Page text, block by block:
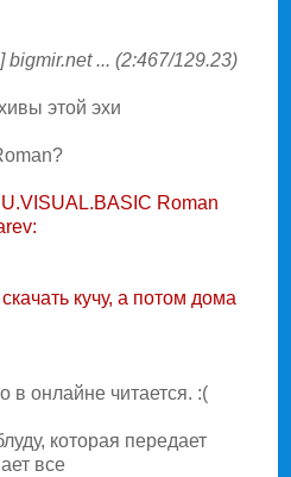
bigmir.net ... (2:467/129.23)
этой эхи
Roman
кучу, а потом дома
в онлайне читается. :(
которая передает
все